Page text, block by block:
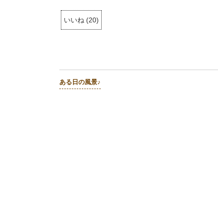
いいね (20)
ある日の風景♪